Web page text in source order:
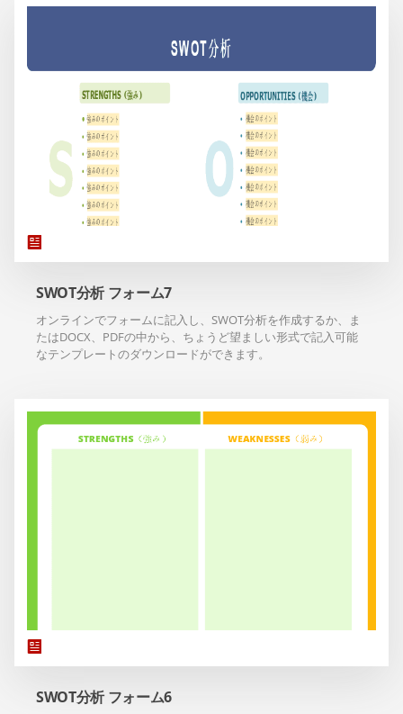
SWOT分析 フォーム7
オンラインでフォームに記入し、SWOT分析を作成するか、ま
たはDOCX、PDFの中から、ちょうど望ましい形式で記入可能
なテンプレートのダウンロードができます。
SWOT分析 フォーム6